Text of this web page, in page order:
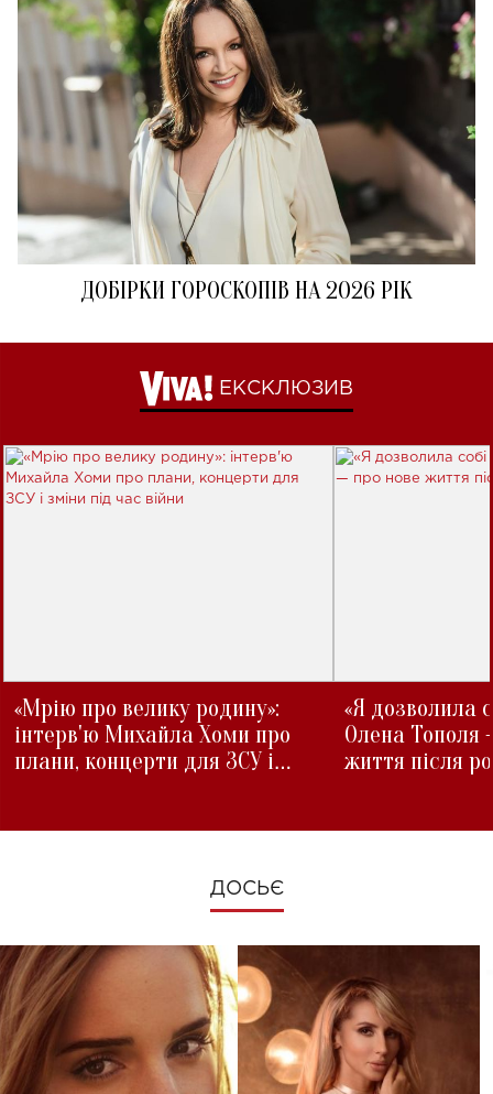
ДОБІРКИ ГОРОСКОПІВ НА 2026 РІК
ЕКСКЛЮЗИВ
«Мрію про велику родину»:
інтерв'ю Михайла Хоми про
плани, концерти для ЗСУ і
«Я дозволила
Олена Тополя
життя після
ДОСЬЄ